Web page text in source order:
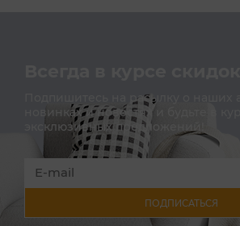
Всегда в курсе
Подпишитесь на расылку о наших
новинках и новостях и будьте в
эксклюзивных предложений!
ПОДПИСАТЬСЯ